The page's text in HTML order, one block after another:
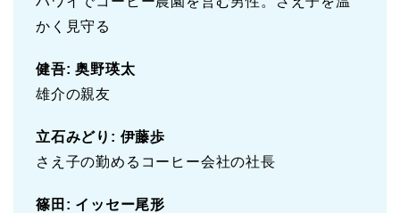
かく見守る
健吾: 奥野瑛太
雄介の親友
立石みどり: 伊藤歩
さえ子の勤めるコーヒー会社の社長
篠田: イッセー尾形